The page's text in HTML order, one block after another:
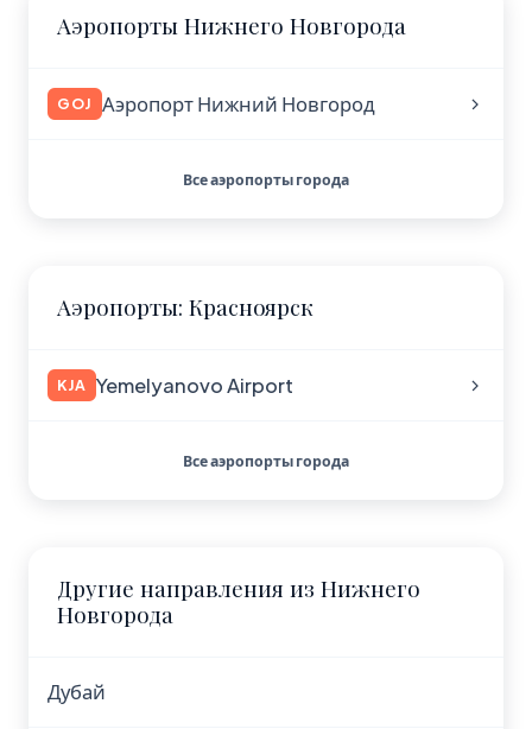
Аэропорты Нижнего Новгорода
GOJ Аэропорт Нижний Новгород
Все аэропорты города
Аэропорты: Красноярск
KJA Yemelyanovo Airport
Все аэропорты города
Другие направления из Нижнего
Новгорода
Дубай